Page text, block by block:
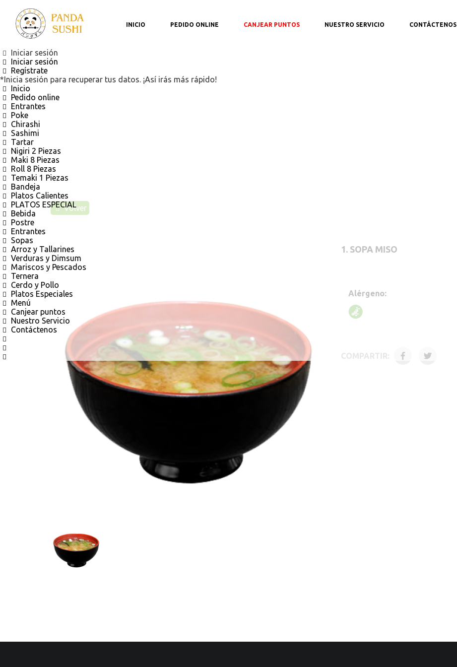
INICIO PEDIDO ONLINE CANJEAR PUNTOS NUESTRO SERVICIO CONTÁCTENOS
Iniciar sesión
Iniciar sesión
Regístrate
*Inicia sesión para recuperar tus datos. ¡Así irás más rápido!
Inicio
Pedido online
Entrantes
Poke
Chirashi
Sashimi
Tartar
Nigiri 2 Piezas
Maki 8 Piezas
Roll 8 Piezas
Temaki 1 Piezas
Bandeja
Platos Calientes
PLATOS ESPECIAL
Bebida
Postre
Entrantes
Sopas
Arroz y Tallarines
Verduras y Dimsum
Mariscos y Pescados
Ternera
Cerdo y Pollo
Platos Especiales
Menú
Canjear puntos
Nuestro Servicio
Contáctenos
Detalles del producto
Volver
1. SOPA MISO
Alérgeno:
COMPARTIR: